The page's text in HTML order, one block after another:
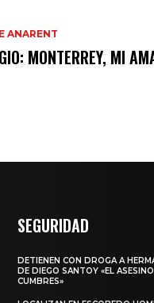
ANARENT
MONTERREY, MI
SEGURIDAD
DETIENEN CON DROGA A
DE DIEGO SANTOY «EL
CUMBRES»